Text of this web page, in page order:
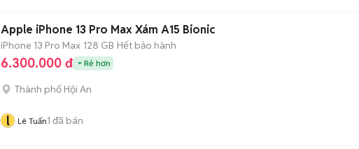
Apple iPhone 13 Pro Max Xám A15 Bionic
iPhone 13 Pro Max 128 GB Hết bảo hành
6.300.000 đ Rẻ hơn
Thành phố Hội An
l Lê Tuấn1 đã bán